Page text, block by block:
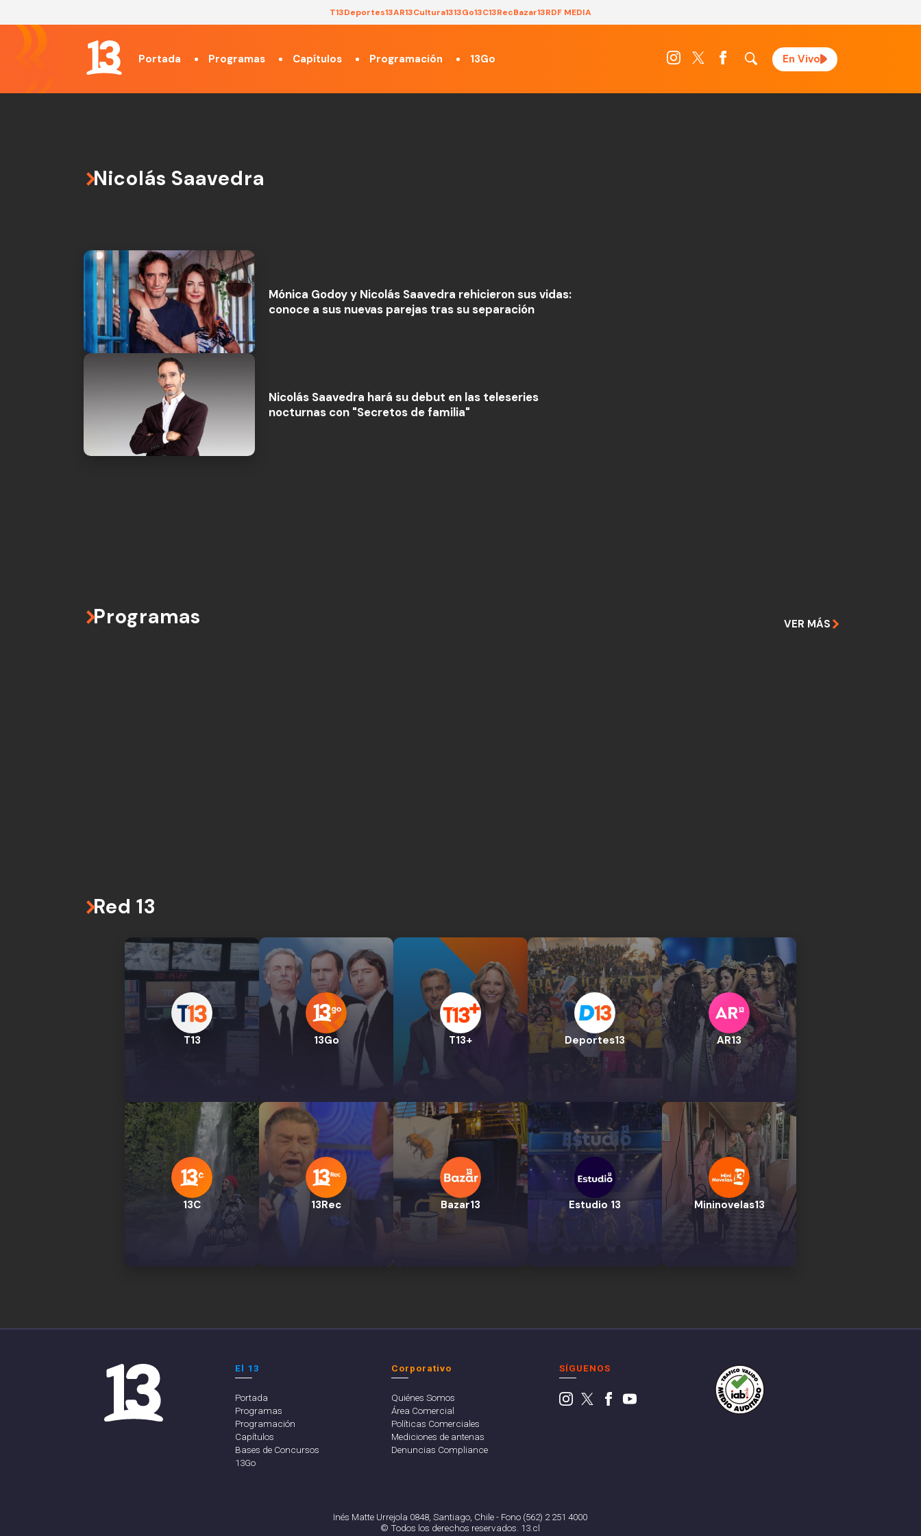
T13Deportes13AR13Cultura1313Go13C13RecBazar13RDF MEDIA
Portada Programas Capítulos Programación 13Go En Vivo
Nicolás Saavedra
Mónica Godoy y Nicolás Saavedra rehicieron sus vidas:
conoce a sus nuevas parejas tras su separación
Nicolás Saavedra hará su debut en las teleseries
nocturnas con "Secretos de familia"
Programas VER MÁS
Red 13
T13 13Go T13+ Deportes13 AR13
13C 13Rec Bazar13 Estudio 13 Mininovelas13
El 13
Portada
Programas
Programación
Capítulos
Bases de Concursos
13Go
Corporativo
Quiénes Somos
Área Comercial
Políticas Comerciales
Mediciones de antenas
Denuncias Compliance
SÍGUENOS
Inés Matte Urrejola 0848, Santiago, Chile - Fono (562) 2 251 4000
© Todos los derechos reservados. 13.cl